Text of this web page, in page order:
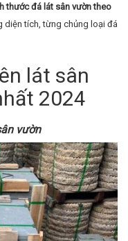
thước đá lát sân vườn theo
diện tích, từng chủng loại đá
lát sân
2024
vườn